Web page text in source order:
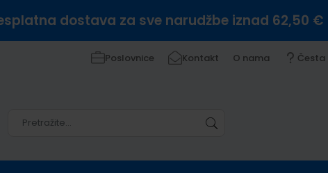
dostava za sve narudžbe iznad 62,50 €
Poslovnice Kontakt O nama